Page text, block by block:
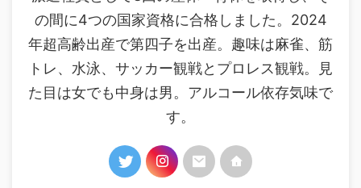
の間に4つの国家資格に合格しました。2024
年超高齢出産で第四子を出産。趣味は麻雀、筋
トレ、水泳、サッカー観戦とプロレス観戦。見
た目は女でも中身は男。アルコール依存気味で
す。